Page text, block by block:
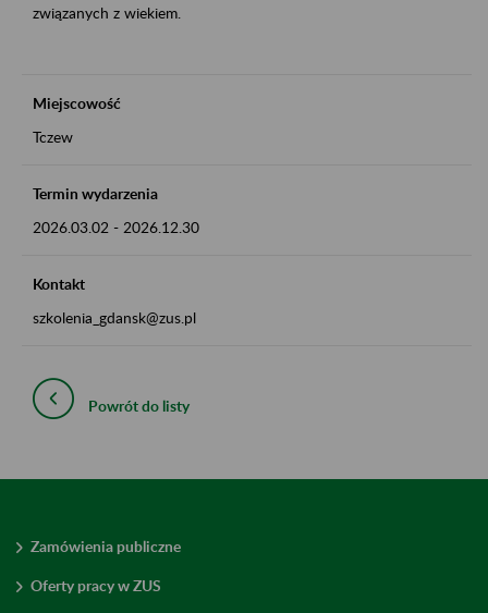
związanych z wiekiem.
Miejscowość
Tczew
Termin wydarzenia
2026.03.02 - 2026.12.30
Kontakt
szkolenia_gdansk@zus.pl
Powrót do listy
Zamówienia publiczne
Oferty pracy w ZUS